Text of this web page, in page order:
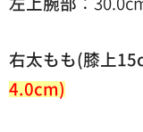
左上腕部 ：
右太もも(膝上
4.0cm)